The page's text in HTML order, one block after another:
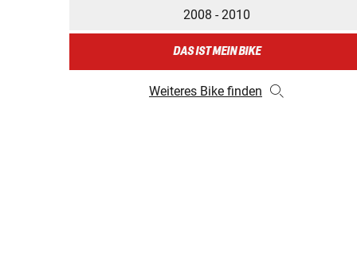
2008 - 2010
DAS IST MEIN BIKE
Weiteres Bike finden